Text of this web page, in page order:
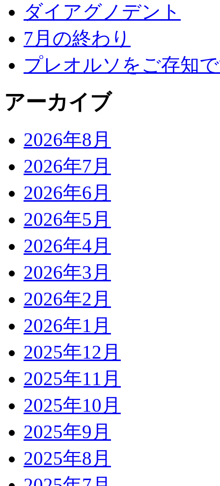
ダイアグノデント
7月の終わり
プレオルソをご存知
アーカイブ
2026年8月
2026年7月
2026年6月
2026年5月
2026年4月
2026年3月
2026年2月
2026年1月
2025年12月
2025年11月
2025年10月
2025年9月
2025年8月